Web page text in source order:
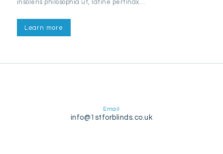
insolens philosophia ut, latine pertinax…
Learn more
Email
info@1stforblinds.co.uk